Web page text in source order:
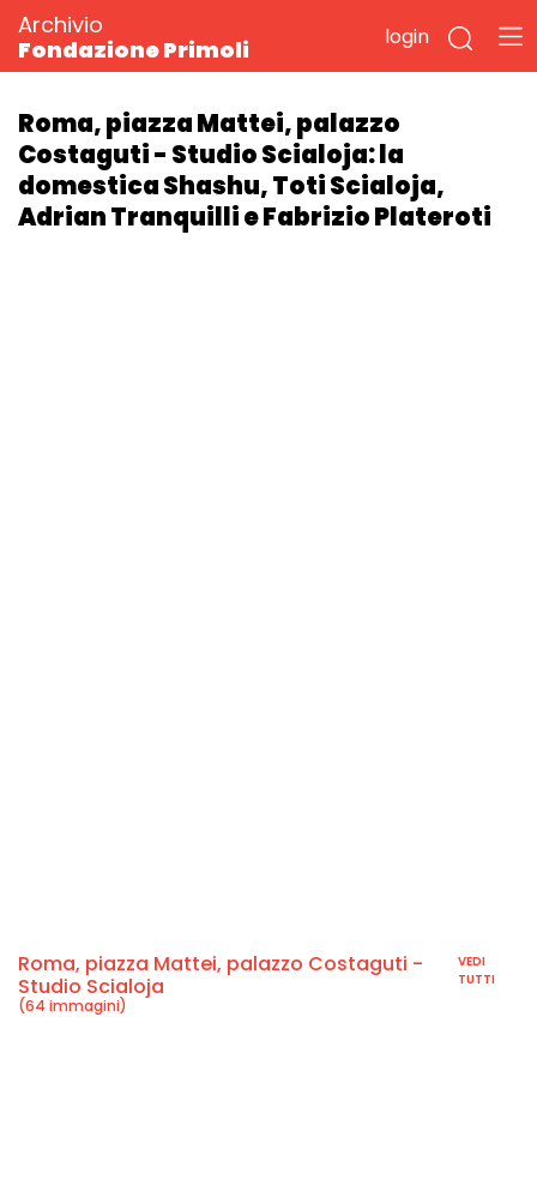
Archivio
Fondazione Primoli
login
Roma, piazza Mattei, palazzo
Costaguti - Studio Scialoja: la
domestica Shashu, Toti Scialoja,
Adrian Tranquilli e Fabrizio Plateroti
Roma, piazza Mattei, palazzo Costaguti -
Studio Scialoja
(64 immagini)
VEDI
TUTTI